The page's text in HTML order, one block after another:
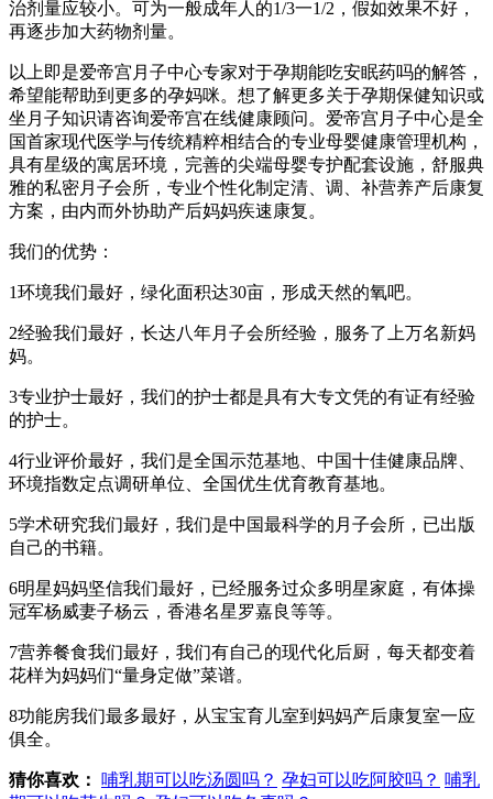
治剂量应较小。可为一般成年人的1/3一1/2，假如效果不好，
再逐步加大药物剂量。
以上即是爱帝宫月子中心专家对于孕期能吃安眠药吗的解答，
希望能帮助到更多的孕妈咪。想了解更多关于孕期保健知识或
坐月子知识请咨询爱帝宫在线健康顾问。爱帝宫月子中心是全
国首家现代医学与传统精粹相结合的专业母婴健康管理机构，
具有星级的寓居环境，完善的尖端母婴专护配套设施，舒服典
雅的私密月子会所，专业个性化制定清、调、补营养产后康复
方案，由内而外协助产后妈妈疾速康复。
我们的优势：
1环境我们最好，绿化面积达30亩，形成天然的氧吧。
2经验我们最好，长达八年月子会所经验，服务了上万名新妈
妈。
3专业护士最好，我们的护士都是具有大专文凭的有证有经验
的护士。
4行业评价最好，我们是全国示范基地、中国十佳健康品牌、
环境指数定点调研单位、全国优生优育教育基地。
5学术研究我们最好，我们是中国最科学的月子会所，已出版
自己的书籍。
6明星妈妈坚信我们最好，已经服务过众多明星家庭，有体操
冠军杨威妻子杨云，香港名星罗嘉良等等。
7营养餐食我们最好，我们有自己的现代化后厨，每天都变着
花样为妈妈们“量身定做”菜谱。
8功能房我们最多最好，从宝宝育儿室到妈妈产后康复室一应
俱全。
猜你喜欢： 哺乳期可以吃汤圆吗？ 孕妇可以吃阿胶吗？ 哺乳